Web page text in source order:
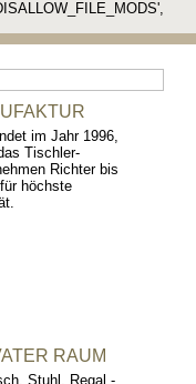
im Jahr 1996,
Tischler-
Richter bis
höchste
RAUM
Stuhl, Regal -